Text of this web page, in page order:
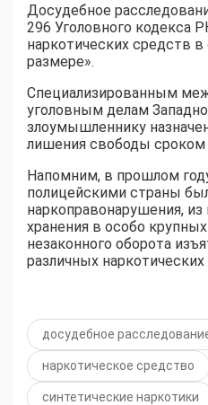
Досудебное
296 Уголовного кодекса
наркотических средств
размере».
Специализированным
уголовным делам
злоумышленнику
лишения свободы сроком
Напомним, в прошлом
полицейскими страны
наркоправонарушения,
хранения в особо
незаконного оборота
различных
досудебное
наркотическое средство
синтетические наркотики